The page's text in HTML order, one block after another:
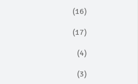
(16)
(17)
(4)
(3)